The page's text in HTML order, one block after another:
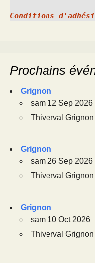
Conditions
Prochains
Grignon
sam 12 Sep 2026
Thiverval Grignon
Grignon
sam 26 Sep 2026
Thiverval Grignon
Grignon
sam 10 Oct 2026
Thiverval Grignon